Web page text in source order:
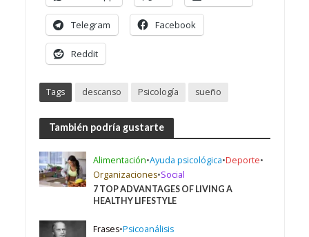
Telegram Facebook
Reddit
Tags descanso Psicología sueño
También podría gustarte
Alimentación•Ayuda psicológica•Deporte•
Organizaciones•Social
7 TOP ADVANTAGES OF LIVING A
HEALTHY LIFESTYLE
Frases•Psicoanálisis